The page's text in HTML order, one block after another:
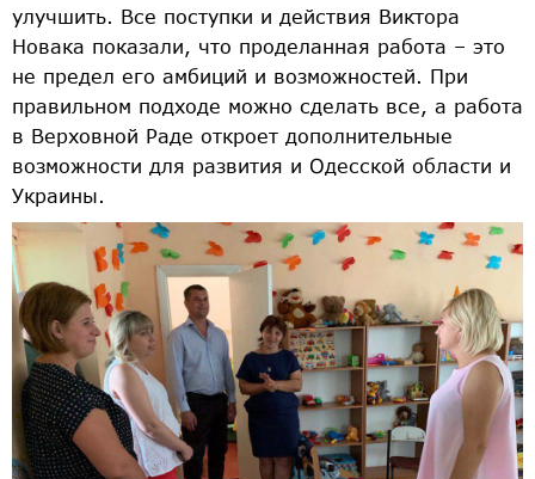
улучшить. Все поступки и действия Виктора
Новака показали, что проделанная работа – это
не предел его амбиций и возможностей. При
правильном подходе можно сделать все, а работа
в Верховной Раде откроет дополнительные
возможности для развития и Одесской области и
Украины.